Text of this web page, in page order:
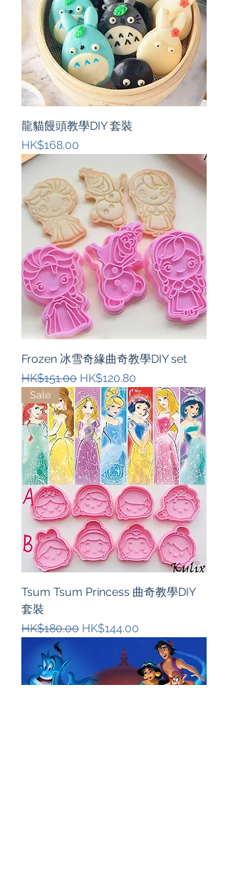
龍貓饅頭教學DIY 套裝
價格
HK$168.00
Frozen 冰雪奇緣曲奇教學DIY set
一般價格
HK$151.00 促銷價格
HK$120.80
Sale
Tsum Tsum Princess 曲奇教學DIY
套裝
一般價格
HK$180.00 促銷價格
HK$144.00